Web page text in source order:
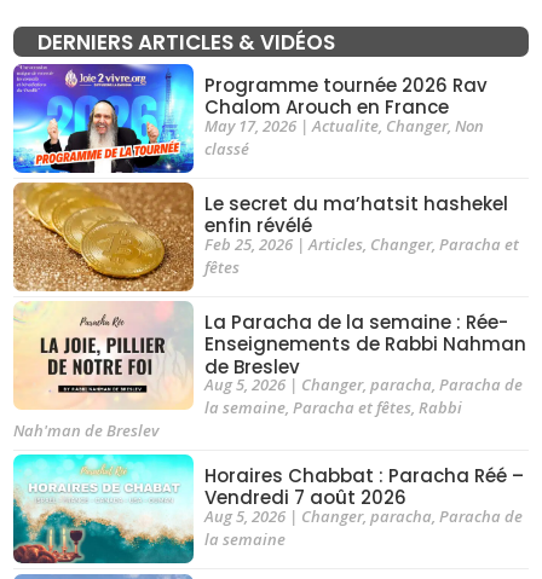
DERNIERS ARTICLES & VIDÉOS
Programme tournée 2026 Rav
Chalom Arouch en France
May 17, 2026| Actualite, Changer, Non
classé
Le secret du ma’hatsit hashekel
enfin révélé
Feb 25, 2026| Articles, Changer, Paracha et
fêtes
La Paracha de la semaine : Rée-
Enseignements de Rabbi Nahman
de Breslev
Aug 5, 2026| Changer, paracha, Paracha de
la semaine, Paracha et fêtes, Rabbi
Nah'man de Breslev
Horaires Chabbat : Paracha Réé –
Vendredi 7 août 2026
Aug 5, 2026| Changer, paracha, Paracha de
la semaine